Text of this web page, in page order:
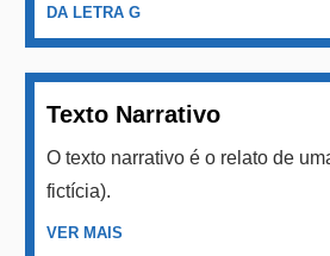
DA LETRA G
Texto Narrativo
O texto narrativo é o relato de
fictícia).
VER MAIS